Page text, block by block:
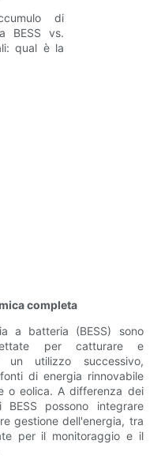
completa
a batteria (BESS) sono
per catturare e
un utilizzo successivo,
di energia rinnovabile
o eolica. A differenza dei
possono integrare
gestione dell'energia, tra
per il monitoraggio e il